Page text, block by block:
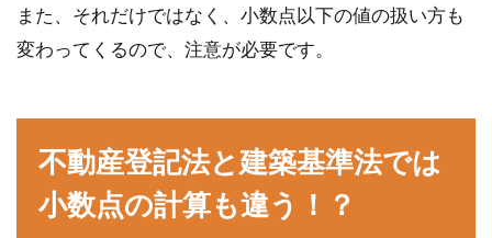
が変化することが多々あります。就職や転職で
職場が変わ...
また、それだけではなく、小数点以下の値の扱い方も
変わってくるので、注意が必要です。
不動産登記法と建築基準法では
小数点の計算も違う！？